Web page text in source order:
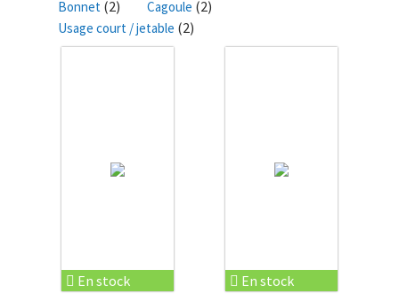
Bonnet (2) Cagoule (2)
Usage court / jetable (2)
En stock En stock